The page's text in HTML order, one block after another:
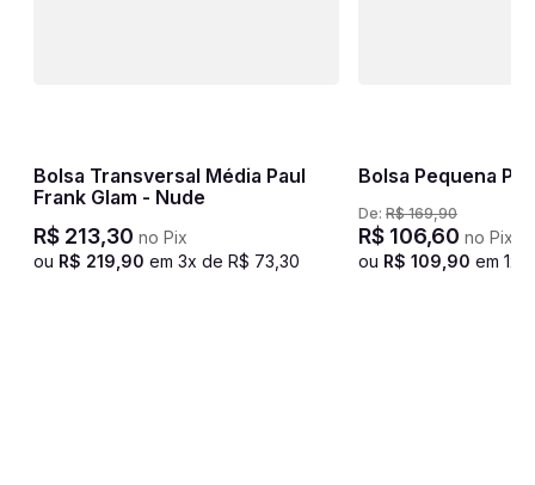
Bolsa Transversal Média Paul
Frank Glam - Nude
R$ 213,30 no Pix
ou R$ 219 90 em 3x de R$ 73 30
Bolsa Pequena
De: R$ 169,90
R$ 106,60 no Pix
ou R$ 109 90 em 1x